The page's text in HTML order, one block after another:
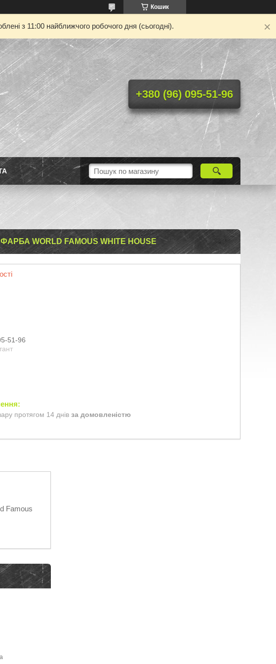
Кошик
з 11:00 найближчого робочого дня (сьогодні).
+380 (96) 095-51-96
WORLD FAMOUS WHITE HOUSE
51-96
протягом 14 днів за домовленістю
Famous